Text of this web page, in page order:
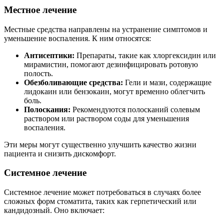
Местное лечение
Местные средства направлены на устранение симптомов и
уменьшение воспаления. К ним относятся:
Антисептики: Препараты, такие как хлоргексидин или
мирамистин, помогают дезинфицировать ротовую
полость.
Обезболивающие средства: Гели и мази, содержащие
лидокаин или бензокаин, могут временно облегчить
боль.
Полоскания: Рекомендуются полосканий солевым
раствором или раствором соды для уменьшения
воспаления.
Эти меры могут существенно улучшить качество жизни
пациента и снизить дискомфорт.
Системное лечение
Системное лечение может потребоваться в случаях более
сложных форм стоматита, таких как герпетический или
кандидозный. Оно включает: